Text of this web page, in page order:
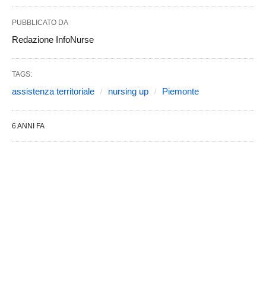
PUBBLICATO DA
Redazione InfoNurse
TAGS:
assistenza territoriale nursing up Piemonte
6 ANNI FA